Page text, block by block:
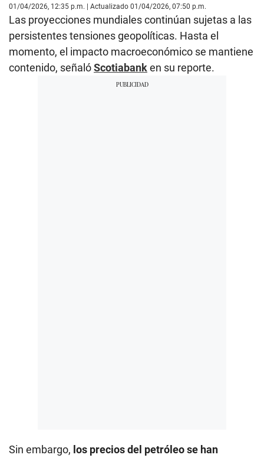
01/04/2026, 12:35 p.m. | Actualizado 01/04/2026, 07:50 p.m.
Las proyecciones mundiales continúan sujetas a las
persistentes tensiones geopolíticas. Hasta el
momento, el impacto macroeconómico se mantiene
contenido, señalóScotiabanken su reporte.
Sin embargo, los precios del petróleo se han